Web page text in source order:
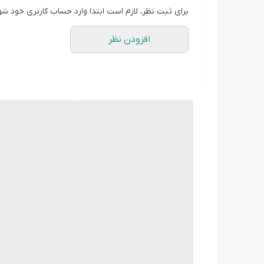
برای ثبت نظر، لازم است ابتدا وارد حساب کاربری خود
افزودن نظر